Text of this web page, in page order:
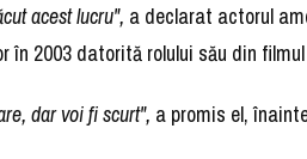
acest lucru", a declarat actorul
în 2003 datorită rolului său din
dar voi fi scurt", a promis el,